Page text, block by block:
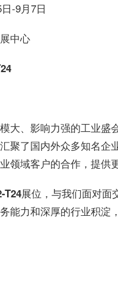
-9月7日
中心
大、影响力强的工业
聚了国内外众多知名企
领域客户的合作，提供
T24展位，与我们面对面
能力和深厚的行业积淀